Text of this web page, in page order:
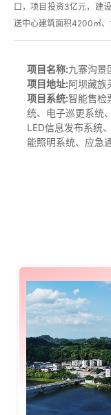
口，项目投资3亿元，建
送中心建筑面积4200㎡、
项目名称:九寨沟景
项目地址:阿坝藏族
项目系统:智能售检
统、电子巡更系统
LED信息发布系统
能照明系统、应急